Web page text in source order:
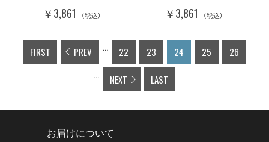
￥3,861 （税込） ￥3,861 （税込）
FIRST PREV ... 22 23 24 25
26
...
NEXT LAST
お届けについて